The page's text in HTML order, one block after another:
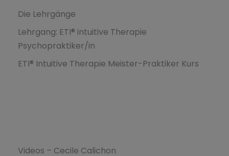
Die Lehrgänge
Lehrgang: ETI® intuitive Therapie
Psychopraktiker/in
ETI® Intuitive Therapie Meister-Praktiker Kurs
Videos – Cecile Calichon